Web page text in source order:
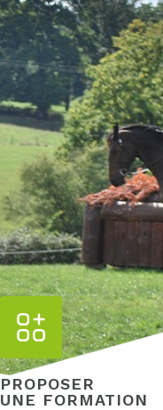
PROPOSER
UNE FORMATION